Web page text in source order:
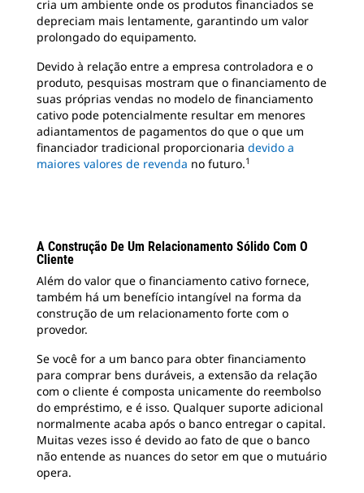
cria um ambiente onde os produtos financiados se
depreciam mais lentamente, garantindo um valor
prolongado do equipamento.
Devido à relação entre a empresa controladora e o
produto, pesquisas mostram que o financiamento de
suas próprias vendas no modelo de financiamento
cativo pode potencialmente resultar em menores
adiantamentos de pagamentos do que o que um
financiador tradicional proporcionaria devido a
maiores valores de revenda no futuro.1
A Construção De Um Relacionamento Sólido Com O
Cliente
Além do valor que o financiamento cativo fornece,
também há um benefício intangível na forma da
construção de um relacionamento forte com o
provedor.
Se você for a um banco para obter financiamento
para comprar bens duráveis, a extensão da relação
com o cliente é composta unicamente do reembolso
do empréstimo, e é isso. Qualquer suporte adicional
normalmente acaba após o banco entregar o capital.
Muitas vezes isso é devido ao fato de que o banco
não entende as nuances do setor em que o mutuário
opera.